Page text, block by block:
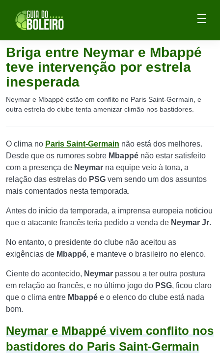
Briga entre Neymar e Mbappé
teve intervenção por estrela
inesperada
Neymar e Mbappé estão em conflito no Paris Saint-Germain, e
outra estrela do clube tenta amenizar climão nos bastidores.
O clima no Paris Saint-Germain não está dos melhores.
Desde que os rumores sobre Mbappé não estar satisfeito
com a presença de Neymar na equipe veio à tona, a
relação das estrelas do PSG vem sendo um dos assuntos
mais comentados nesta temporada.
Antes do início da temporada, a imprensa europeia noticiou
que o atacante francês teria pedido a venda de Neymar Jr.
No entanto, o presidente do clube não aceitou as
exigências de Mbappé, e manteve o brasileiro no elenco.
Ciente do acontecido, Neymar passou a ter outra postura
em relação ao francês, e no último jogo do PSG, ficou claro
que o clima entre Mbappé e o elenco do clube está nada
bom.
Neymar e Mbappé vivem conflito nos
bastidores do Paris Saint-Germain